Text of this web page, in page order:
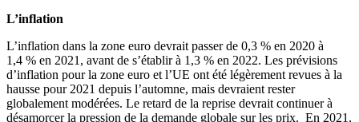
L’inflation
L’inflation dans la zone euro devrait passer de 0,3 % en 2020 à
1,4 % en 2021, avant de s’établir à 1,3 % en 2022. Les prévisions
d’inflation pour la zone euro et l’UE ont été légèrement revues à la
hausse pour 2021 depuis l’automne, mais devraient rester
globalement modérées. Le retard de la reprise devrait continuer à
désamorcer la pression de la demande globale sur les prix. En 2021,